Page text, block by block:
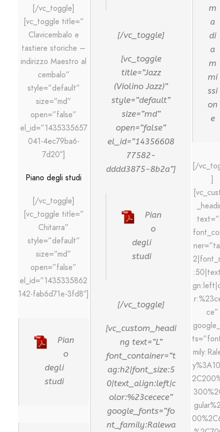
[/vc_toggle]
[vc_toggle title=”
Clavicembalo e
tastiere storiche –
indirizzo Maestro al
cembalo”
style=”default”
size=”md”
open=”false”
el_id=”1435335657
041-4ec79ba6-
7d20″]
Piano degli studi
[/vc_toggle]
[vc_toggle title=”
Chitarra”
style=”default”
size=”md”
open=”false”
el_id=”1435335862
142-fab6d71e-3fd8″]
Pian
o
degli
studi
[/vc_toggle]
[vc_toggle
title=”Jazz
(Violino Jazz)”
style=”default”
size=”md”
open=”false”
el_id=”14356608
77582-
dddd3875-8b2a”]
Pian
o
degli
studi
[/vc_toggle]
[vc_custom_headi
ng text=”L”
font_container=”t
ag:h2|font_size:5
0|text_align:left|c
olor:%23cecece”
google_fonts=”fo
nt_family:Ralewa
m
a
di
a
m
mi
ssi
on
e
[/
]
ce”